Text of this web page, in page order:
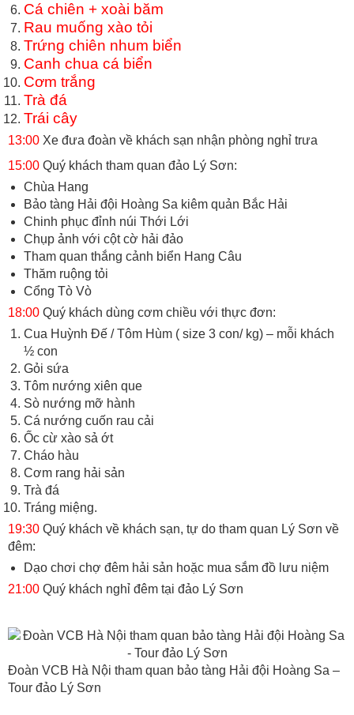
Cá chiên + xoài băm
Rau muống xào tỏi
Trứng chiên nhum biển
Canh chua cá biển
Cơm trắng
Trà đá
Trái cây
13:00 Xe đưa đoàn về khách sạn nhận phòng nghỉ trưa
15:00 Quý khách tham quan đảo Lý Sơn:
Chùa Hang
Bảo tàng Hải đội Hoàng Sa kiêm quản Bắc Hải
Chinh phục đỉnh núi Thới Lới
Chụp ảnh với cột cờ hải đảo
Tham quan thắng cảnh biển Hang Câu
Thăm ruộng tỏi
Cổng Tò Vò
18:00 Quý khách dùng cơm chiều với thực đơn:
Cua Huỳnh Đế / Tôm Hùm ( size 3 con/ kg) – mỗi khách
½ con
Gỏi sứa
Tôm nướng xiên que
Sò nướng mỡ hành
Cá nướng cuốn rau cải
Ốc cừ xào sả ớt
Cháo hàu
Cơm rang hải sản
Trà đá
Tráng miệng.
19:30 Quý khách về khách sạn, tự do tham quan Lý Sơn về
đêm:
Dạo chơi chợ đêm hải sản hoặc mua sắm đồ lưu niệm
21:00 Quý khách nghỉ đêm tại đảo Lý Sơn
Đoàn VCB Hà Nội tham quan bảo tàng Hải đội Hoàng Sa –
Tour đảo Lý Sơn